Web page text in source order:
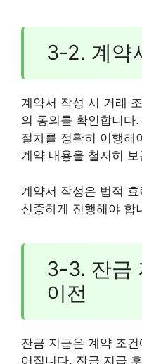
3-2. 계약
계약서 작성 시 거래
의 동의를 확인합니다
절차를 정확히 이행해
계약 내용을 철저히
계약서 작성은 법적
신중하게 진행해야 합
3-3. 잔금
이전
잔금 지급은 계약 조
어집니다. 잔금 지급